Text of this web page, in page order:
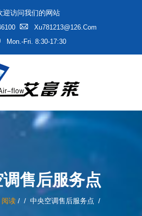
迎访问我们的网站
Xu781213@126.com
Mon.-Fri. 8:30-17:30
售后服务点
阅读/ 中央空调售后服务点